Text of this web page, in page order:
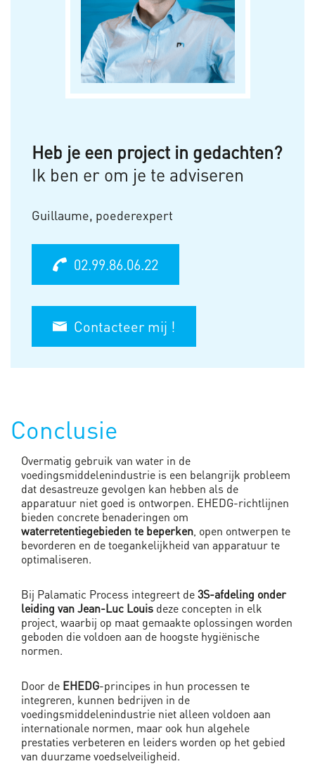
Heb je een project in gedachten?
Ik ben er om je te adviseren
Guillaume, poederexpert
02.99.86.06.22
Contacteer mij !
Conclusie
Overmatig gebruik van water in de
voedingsmiddelenindustrie is een belangrijk probleem
dat desastreuze gevolgen kan hebben als de
apparatuur niet goed is ontworpen. EHEDG-richtlijnen
bieden concrete benaderingen om
waterretentiegebieden te beperken, open ontwerpen te
bevorderen en de toegankelijkheid van apparatuur te
optimaliseren.
Bij Palamatic Process integreert de3S-afdeling onder
leiding van Jean-Luc Louis deze concepten in elk
project, waarbij op maat gemaakte oplossingen worden
geboden die voldoen aan de hoogste hygiënische
normen.
Door de EHEDG-principes in hun processen te
integreren, kunnen bedrijven in de
voedingsmiddelenindustrie niet alleen voldoen aan
internationale normen, maar ook hun algehele
prestaties verbeteren en leiders worden op het gebied
van duurzame voedselveiligheid.